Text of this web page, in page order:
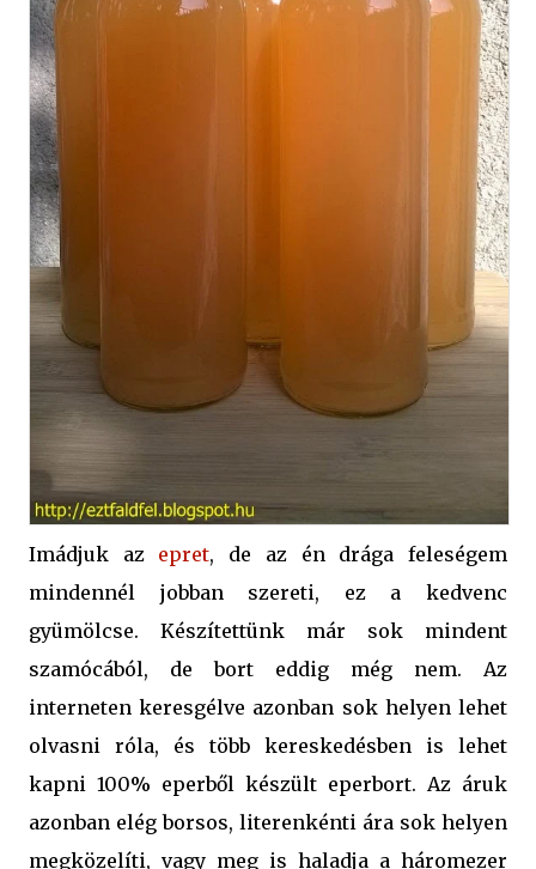
Imádjuk az epret, de az én drága feleségem
mindennél jobban szereti, ez a kedvenc
gyümölcse. Készítettünk már sok mindent
szamócából, de bort eddig még nem. Az
interneten keresgélve azonban sok helyen lehet
olvasni róla, és több kereskedésben is lehet
kapni 100% eperből készült eperbort. Az áruk
azonban elég borsos, literenkénti ára sok helyen
megközelíti, vagy meg is haladja a háromezer